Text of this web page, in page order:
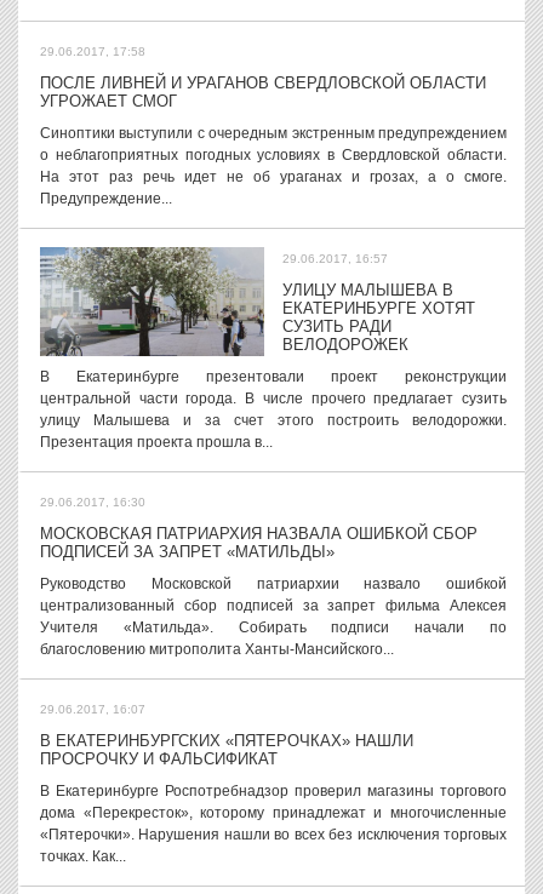
29.06.2017, 17:58
ПОСЛЕ ЛИВНЕЙ И УРАГАНОВ СВЕРДЛОВСКОЙ ОБЛАСТИ
УГРОЖАЕТ СМОГ
Синоптики выступили с очередным экстренным предупреждением
о неблагоприятных погодных условиях в Свердловской области.
На этот раз речь идет не об ураганах и грозах, а о смоге.
Предупреждение...
29.06.2017, 16:57
УЛИЦУ МАЛЫШЕВА В
ЕКАТЕРИНБУРГЕ ХОТЯТ
СУЗИТЬ РАДИ
ВЕЛОДОРОЖЕК
В Екатеринбурге презентовали проект реконструкции
центральной части города. В числе прочего предлагает сузить
улицу Малышева и за счет этого построить велодорожки.
Презентация проекта прошла в...
29.06.2017, 16:30
МОСКОВСКАЯ ПАТРИАРХИЯ НАЗВАЛА ОШИБКОЙ СБОР
ПОДПИСЕЙ ЗА ЗАПРЕТ «МАТИЛЬДЫ»
Руководство Московской патриархии назвало ошибкой
централизованный сбор подписей за запрет фильма Алексея
Учителя «Матильда». Собирать подписи начали по
благословению митрополита Ханты-Мансийского...
29.06.2017, 16:07
В ЕКАТЕРИНБУРГСКИХ «ПЯТЕРОЧКАХ» НАШЛИ
ПРОСРОЧКУ И ФАЛЬСИФИКАТ
В Екатеринбурге Роспотребнадзор проверил магазины торгового
дома «Перекресток», которому принадлежат и многочисленные
«Пятерочки». Нарушения нашли во всех без исключения торговых
точках. Как...